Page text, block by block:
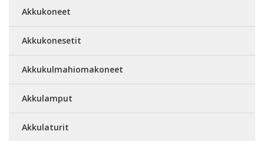
Akkukoneet
Akkukonesetit
Akkukulmahiomakoneet
Akkulamput
Akkulaturit